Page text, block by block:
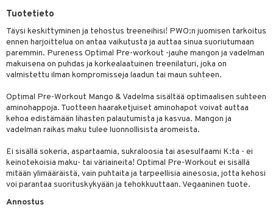
Tuotetieto
Täysi keskittyminen ja tehostus treeneihisi! PWO:n juomisen tarkoitus
ennen harjoittelua on antaa vaikutusta ja auttaa sinua suoriutumaan
paremmin. Pureness Optimal Pre-workout -jauhe mangon ja vadelman
makuisena on puhdas ja korkealaatuinen treenilaturi, joka on
valmistettu ilman kompromisseja laadun tai maun suhteen.
Optimal Pre-Workout Mango & Vadelma sisältää optimaalisen suhteen
aminohappoja. Tuotteen haaraketjuiset aminohapot voivat auttaa
kehoa edistämään lihasten palautumista ja kasvua. Mangon ja
vadelman raikas maku tulee luonnollisista aromeista.
Ei sisällä sokeria, aspartaamia, sukraloosia tai asesulfaami K:ta - ei
keinotekoisia maku- tai väriaineita! Optimal Pre-Workout ei sisällä
mitään ylimääräistä, vain puhtaita ja tarpeellisia ainesosia, jotta kehosi
voi parantaa suorituskykyään ja tehokkuuttaan. Vegaaninen tuote.
Annostus